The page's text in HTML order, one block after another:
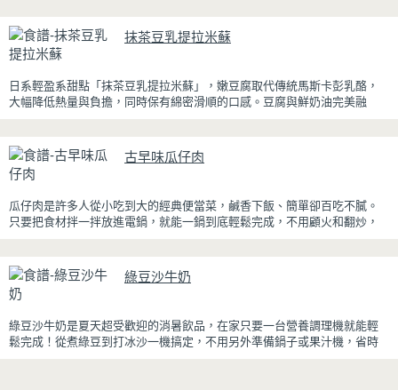
醬，讓雞皮散發迷人的焦糖光澤與蜂蜜的自然香甜，搭配冰涼啤酒更是絕
配！無論是父親節、聚會或宵夜時光，在家就能輕鬆端出美味下酒菜。
抹茶豆乳提拉米蘇
日系輕盈系甜點「抹茶豆乳提拉米蘇」，嫩豆腐取代傳統馬斯卡彭乳酪，
大幅降低熱量與負擔，同時保有綿密滑順的口感。豆腐與鮮奶油完美融
浸泡抹茶液的手指餅乾增加濕潤口感，每一口都能吃到淡淡的茶香。相較
於傳統提拉米蘇，這款更清爽、更低負擔，無論是下午茶、飯後甜點，或
系點心。
古早味瓜仔肉
瓜仔肉是許多人從小吃到大的經典便當菜，鹹香下飯、簡單卻百吃不膩。
只要把食材拌一拌放進電鍋，就能一鍋到底輕鬆完成，不用顧火和翻炒，
還能吃到脆瓜爽脆的口感。蒜香醬汁與脆瓜獨特的甘甜完美融合，每一口
都充滿濃濃古早味，帶便當、配稀飯、配白飯都好吃，讓人忍不住多扒好
綠豆沙牛奶
綠豆沙牛奶是夏天超受歡迎的消暑飲品，在家只要一台營養調理機就能輕
鬆完成！從煮綠豆到打冰沙一機搞定，不用另外準備鍋子或果汁機，省時